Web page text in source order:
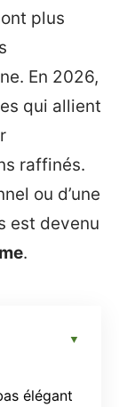
plus
En 2026,
qui allient
raffinés.
ou d’une
est devenu
.
élégant